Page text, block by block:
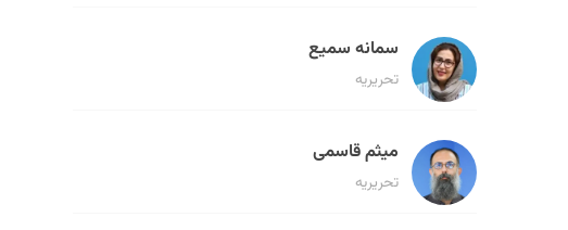
سمانه سمیع
تحریریه
میثم قاسمی
تحریریه